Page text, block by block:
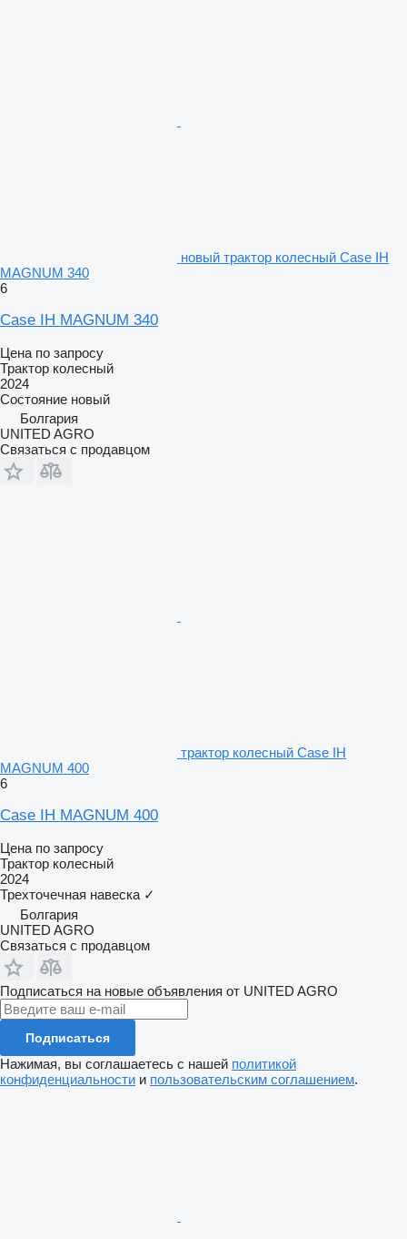
новый трактор колесный Case IH
MAGNUM 340
6
Case IH MAGNUM 340
Цена по запросу
Трактор колесный
2024
Состояние новый
Болгария
UNITED AGRO
Связаться с продавцом
трактор колесный Case IH
MAGNUM 400
6
Case IH MAGNUM 400
Цена по запросу
Трактор колесный
2024
Трехточечная навеска ✓
Болгария
UNITED AGRO
Связаться с продавцом
Подписаться на новые объявления от UNITED AGRO
Подписаться
Нажимая, вы соглашаетесь с нашей политикой
конфиденциальности и пользовательским соглашением.